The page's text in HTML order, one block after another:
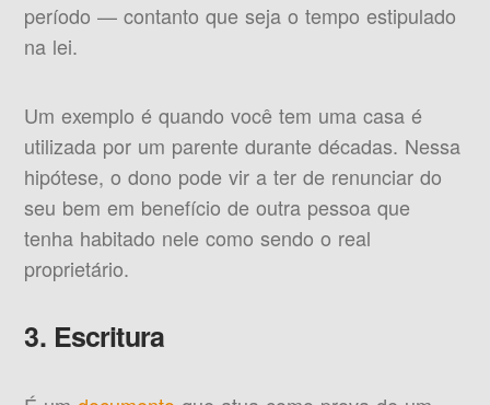
período — contanto que seja o tempo estipulado
na lei.
Um exemplo é quando você tem uma casa é
utilizada por um parente durante décadas. Nessa
hipótese, o dono pode vir a ter de renunciar do
seu bem em benefício de outra pessoa que
tenha habitado nele como sendo o real
proprietário.
3. Escritura